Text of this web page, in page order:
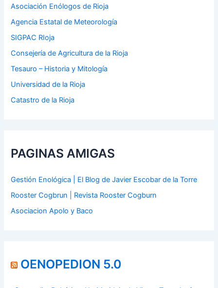
Asociación Enólogos de Rioja
Agencia Estatal de Meteorología
SIGPAC RIoja
Consejería de Agricultura de la Rioja
Tesauro – Historia y Mitología
Universidad de la Rioja
Catastro de la Rioja
PAGINAS AMIGAS
Gestión Enológica | El Blog de Javier Escobar de la Torre
Rooster Cogbrun | Revista Rooster Cogburn
Asociacion Apolo y Baco
OENOPEDION 5.0